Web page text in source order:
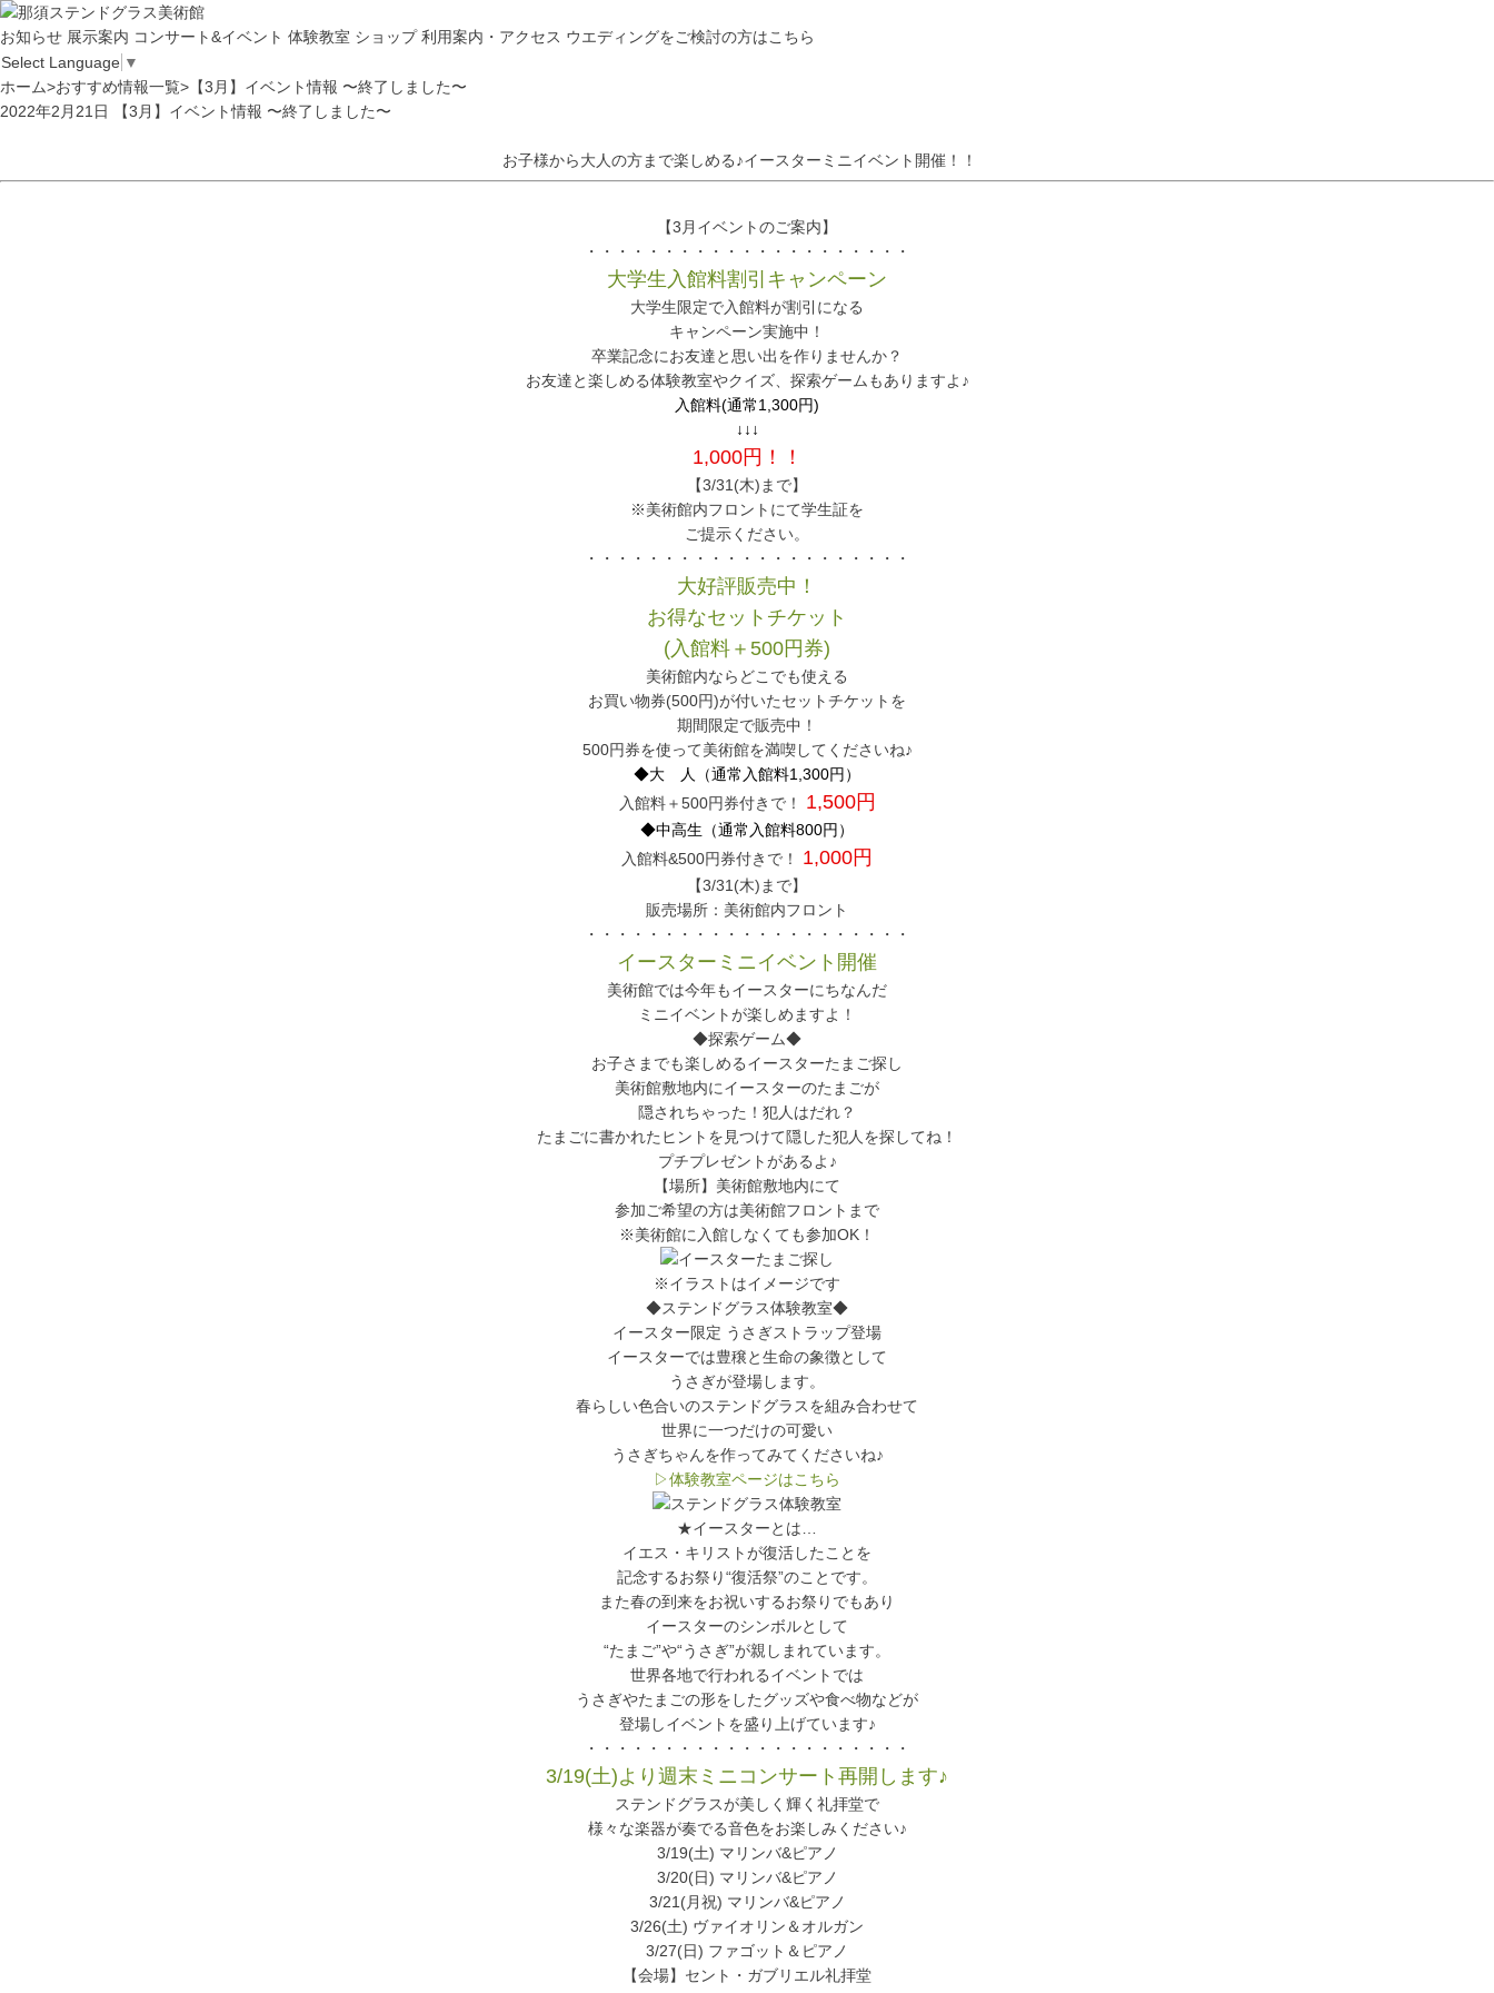
お知らせ 展示案内 コンサート&イベント 体験教室 ショップ 利用案内・アクセス ウエディングをご検討の方はこちら
Select Language ▼
ホーム>おすすめ情報一覧> 【3月】イベント情報 〜終了しました〜
2022年2月21日
【3月】イベント情報 〜終了しました〜
お子様から大人の方まで楽しめる♪イースターミニイベント開催！！
【3月イベントのご案内】
・・・・・・・・・・・・・・・・・・・・・
大学生入館料割引キャンペーン
大学生限定で入館料が割引になる
キャンペーン実施中！
卒業記念にお友達と思い出を作りませんか？
お友達と楽しめる体験教室やクイズ、探索ゲームもありますよ♪
入館料(通常1,300円)
↓↓↓
1,000円！！
【3/31(木)まで】
※美術館内フロントにて学生証を
ご提示ください。
・・・・・・・・・・・・・・・・・・・・・
大好評販売中！
お得なセットチケット
(入館料＋500円券)
美術館内ならどこでも使える
お買い物券(500円)が付いたセットチケットを
期間限定で販売中！
500円券を使って美術館を満喫してくださいね♪
◆大 人（通常入館料1,300円）
入館料＋500円券付きで！ 1,500円
◆中高生（通常入館料800円）
入館料&500円券付きで！ 1,000円
【3/31(木)まで】
販売場所：美術館内フロント
・・・・・・・・・・・・・・・・・・・・・
イースターミニイベント開催
美術館では今年もイースターにちなんだ
ミニイベントが楽しめますよ！
◆探索ゲーム◆
お子さまでも楽しめるイースターたまご探し
美術館敷地内にイースターのたまごが
隠されちゃった！犯人はだれ？
たまごに書かれたヒントを見つけて隠した犯人を探してね！
プチプレゼントがあるよ♪
【場所】美術館敷地内にて
参加ご希望の方は美術館フロントまで
※美術館に入館しなくても参加OK！
※イラストはイメージです
◆ステンドグラス体験教室◆
イースター限定 うさぎストラップ登場
イースターでは豊穣と生命の象徴として
うさぎが登場します。
春らしい色合いのステンドグラスを組み合わせて
世界に一つだけの可愛い
うさぎちゃんを作ってみてくださいね♪
▷体験教室ページはこちら
★イースターとは…
イエス・キリストが復活したことを
記念するお祭り“復活祭”のことです。
また春の到来をお祝いするお祭りでもあり
イースターのシンボルとして
“たまご”や“うさぎ”が親しまれています。
世界各地で行われるイベントでは
うさぎやたまごの形をしたグッズや食べ物などが
登場しイベントを盛り上げています♪
・・・・・・・・・・・・・・・・・・・・・
3/19(土)より週末ミニコンサート再開します♪
ステンドグラスが美しく輝く礼拝堂で
様々な楽器が奏でる音色をお楽しみください♪
3/19(土) マリンバ&ピアノ
3/20(日) マリンバ&ピアノ
3/21(月祝) マリンバ&ピアノ
3/26(土) ヴァイオリン＆オルガン
3/27(日) ファゴット＆ピアノ
【会場】セント・ガブリエル礼拝堂